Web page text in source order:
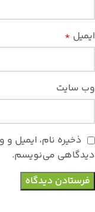
ایمیل *
وب‌ سایت
ذخیره نام، ایمیل و
دیدگاهی می‌نویسم.